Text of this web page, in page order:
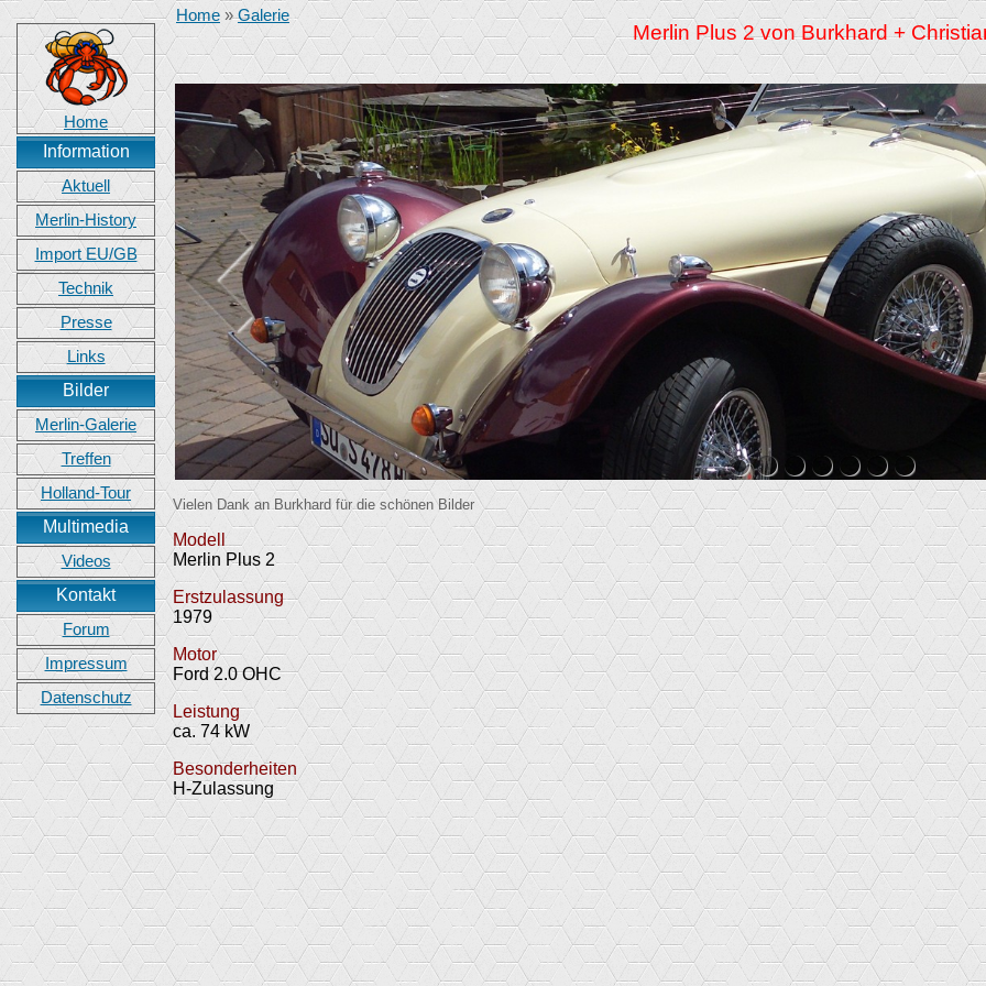
Home
Information
Aktuell
Merlin-History
Import EU/GB
Technik
Presse
Links
Bilder
Merlin-Galerie
Treffen
Holland-Tour
Multimedia
Videos
Kontakt
Forum
Impressum
Datenschutz
Home »Galerie
Merlin Plus 2 von Burkhard +
Vielen Dank an Burkhard für die schönen Bilder
Modell
Merlin Plus 2
Erstzulassung
1979
Motor
Ford 2.0 OHC
Leistung
ca. 74 kW
Besonderheiten
H-Zulassung